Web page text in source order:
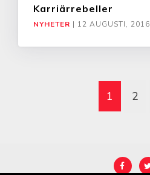
Karriärrebeller
NYHETER | 12 AUGUSTI, 2016
1 2